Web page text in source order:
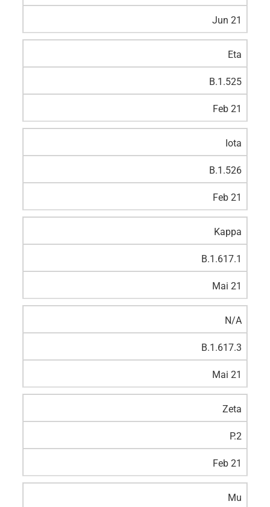
Jun 21
Eta
B.1.525
Feb 21
Iota
B.1.526
Feb 21
Kappa
B.1.617.1
Mai 21
N/A
B.1.617.3
Mai 21
Zeta
P.2
Feb 21
Mu